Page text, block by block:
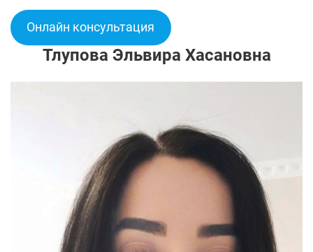
Онлайн консультация
Тлупова Эльвира Хасановна